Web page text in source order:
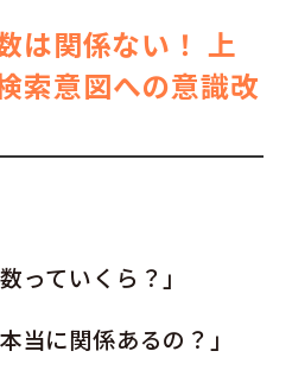
は関係ない！ 上
索意図への意識改
っていくら？」
当に関係あるの？」